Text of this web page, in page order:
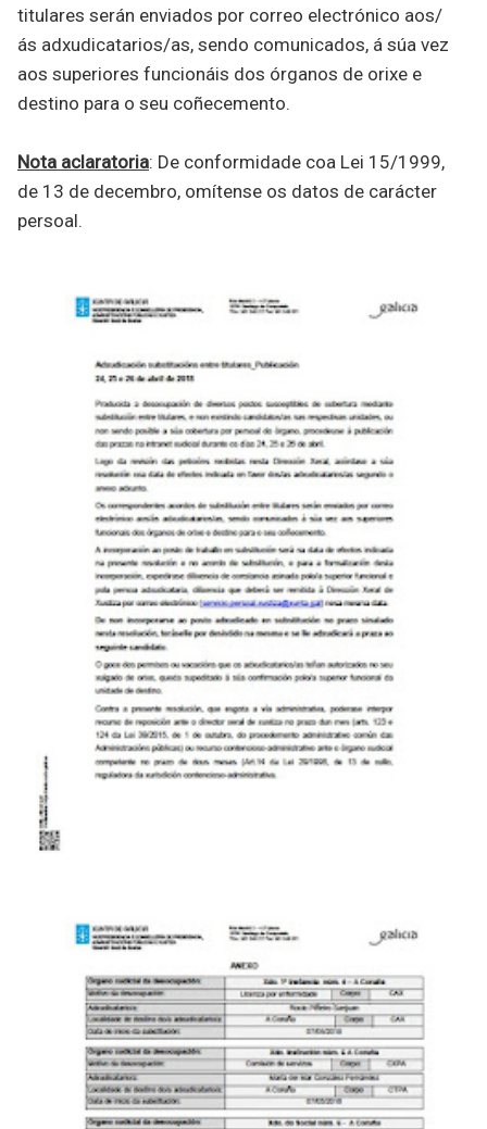
titulares serán enviados por correo electrónico aos/
ás adxudicatarios/as, sendo comunicados, á súa vez
aos superiores funcionáis dos órganos de orixe e
destino para o seu coñecemento.
Nota aclaratoria: De conformidade coa Lei 15/1999,
de 13 de decembro, omítense os datos de carácter
persoal.